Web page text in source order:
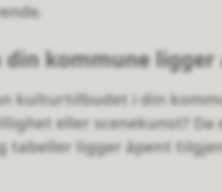
kommune ligger
kulturtilbudet i din
eller scenekunst? Da
tabeller ligger åpent